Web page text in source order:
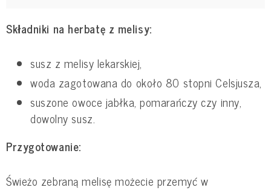
Składniki na herbatę z melisy:
susz z melisy lekarskiej,
woda zagotowana do około 80 stopni Celsjusza,
suszone owoce jabłka, pomarańczy czy inny,
dowolny susz.
Przygotowanie:
Świeżo zebraną melisę możecie przemyć w